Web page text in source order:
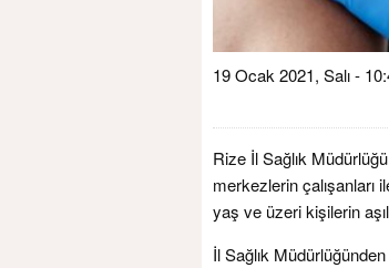
19 Ocak 2021, Salı -
Rize İl Sağlık
merkezlerin çalışanları
yaş ve üzeri kişilerin
İl Sağlık